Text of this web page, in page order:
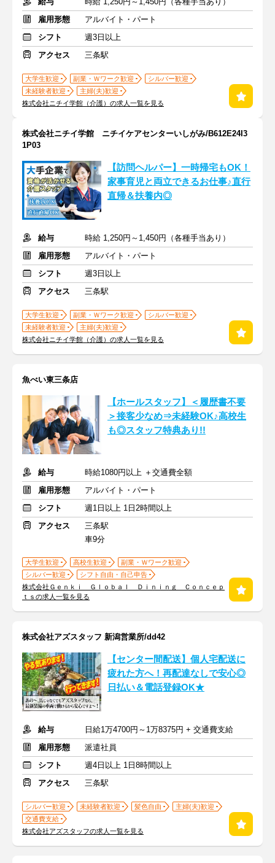
雇用形態
アルバイト・パート
シフト
週3日以上
アクセス
三条駅
大学生歓迎 副業・Ｗワーク歓迎
シルバー歓迎
未経験者歓迎
主婦(夫)歓迎
株式会社ニチイ学館（介護）の求人一覧を見る
株式会社ニチイ学館 ニチイケアセンターいしがみ/B612E24I3
1P03
【訪問ヘルパー】一時帰宅もOK！
家事育児と両立できるお仕事♪直行
直帰＆扶養内◎
給与
時給 1,250円～1,450円（各種手当あり）
雇用形態
アルバイト・パート
シフト
週3日以上
アクセス
三条駅
大学生歓迎 副業・Ｗワーク歓迎
シルバー歓迎
未経験者歓迎
主婦(夫)歓迎
株式会社ニチイ学館（介護）の求人一覧を見る
魚べい東三条店
【ホールスタッフ】＜履歴書不要
＞接客少なめ⇒未経験OK♪高校生
も◎スタッフ特典あり!!
給与
時給1080円以上 ＋交通費全額
雇用形態
アルバイト・パート
シフト
週1日以上 1日2時間以上
アクセス
三条駅
車9分
大学生歓迎 高校生歓迎
副業・Ｗワーク歓迎
シルバー歓迎
シフト自由・自己申告
株式会社Ｇｅｎｋｉ Ｇｌｏｂａｌ Ｄｉｎｉｎｇ Ｃｏｎｃｅｐ
ｔｓの求人一覧を見る
株式会社アズスタッフ 新潟営業所/dd42
【センター間配送】個人宅配送に
疲れた方へ！再配達なしで安心◎
日払い＆電話登録OK★
給与
日給1万4700円～1万8375円 + 交通費支給
雇用形態
派遣社員
シフト
週4日以上 1日8時間以上
アクセス
三条駅
シルバー歓迎 未経験者歓迎 髪色自由
主婦(夫)歓迎
交通費支給
株式会社アズスタッフの求人一覧を見る